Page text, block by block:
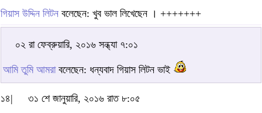
গিয়াস উদ্দিন লিটন বলেছেন: খুব ভাল লিখেছেন । +++++++
০২ রা ফেব্রুয়ারি, ২০১৬ সন্ধ্যা ৭:০১
আমি তুমি আমরাবলেছেন: ধন্যবাদ গিয়াস লিটন ভাই
১৪|
৩১ শে জানুয়ারি, ২০১৬ রাত ৮:০৫